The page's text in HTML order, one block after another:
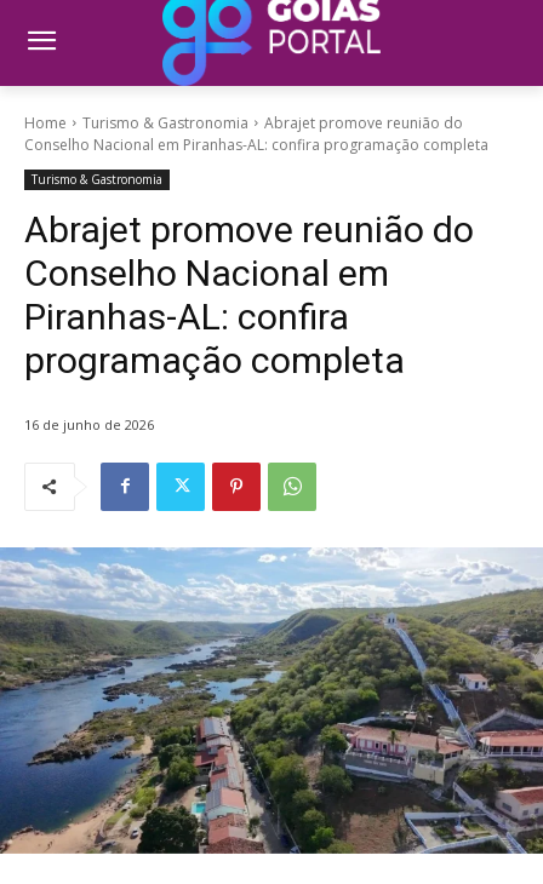
Home Turismo & Gastronomia
Abrajet promove reunião do
Conselho Nacional em Piranhas-AL: confira programação completa
Turismo & Gastronomia
Abrajet promove reunião do
Conselho Nacional em
Piranhas-AL: confira
programação completa
16 de junho de 2026